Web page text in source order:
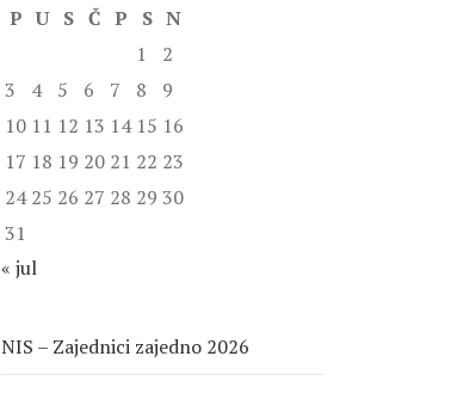
P U S Č P S N
1
2
3
4 5 6 7 8
9
10 11 12 13 14 15 16
17 18 19 20 21 22 23
24 25 26 27 28 29 30
31
« jul
NIS – Zajednici zajedno 2026